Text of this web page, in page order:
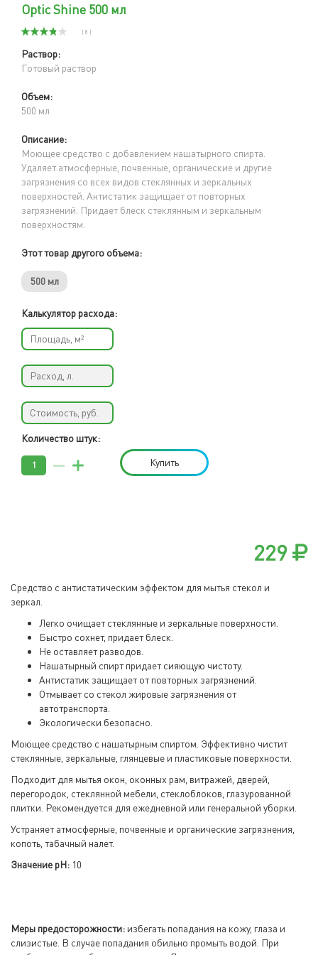
Optic Shine 500 мл
( 8 )
Раствор:
Готовый раствор
Объем:
500 мл
Описание:
Моющее средство с добавлением нашатырного спирта.
Удаляет атмосферные, почвенные, органические и другие
загрязнения со всех видов стеклянных и зеркальных
поверхностей. Антистатик защищает от повторных
загрязнений. Придает блеск стеклянным и зеркальным
поверхностям.
Этот товар другого объема:
500 мл
Калькулятор расхода:
Количество штук:
Купить
229
Средство с антистатическим эффектом для мытья стекол и
зеркал.
Легко очищает стеклянные и зеркальные поверхности.
Быстро сохнет, придает блеск.
Не оставляет разводов.
Нашатырный спирт придает сияющую чистоту.
Антистатик защищает от повторных загрязнений.
Отмывает со стекол жировые загрязнения от
автотранспорта.
Экологически безопасно.
Моющее средство с нашатырным спиртом. Эффективно чистит
стеклянные, зеркальные, глянцевые и пластиковые поверхности.
Подходит для мытья окон, оконных рам, витражей, дверей,
перегородок, стеклянной мебели, стеклоблоков, глазурованной
плитки. Рекомендуется для ежедневной или генеральной уборки.
Устраняет атмосферные, почвенные и органические загрязнения,
копоть, табачный налет.
Значение pH: 10
Меры предосторожности: избегать попадания на кожу, глаза и
слизистые. В случае попадания обильно промыть водой. При